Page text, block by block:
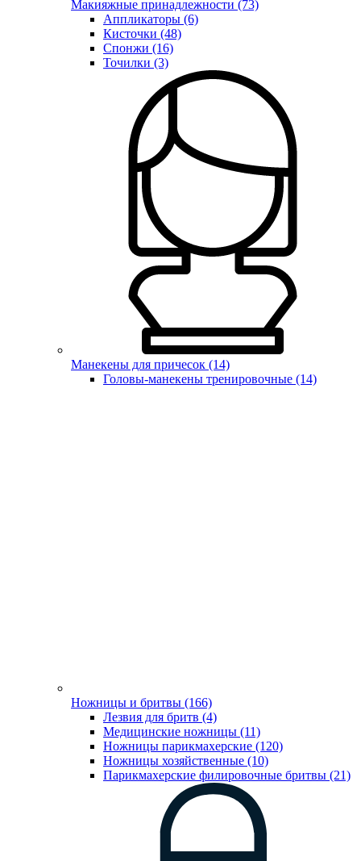
Макияжные принадлежности (73)
Аппликаторы (6)
Кисточки (48)
Спонжи (16)
Точилки (3)
Манекены для причесок (14)
Головы-манекены тренировочные (14)
Ножницы и бритвы (166)
Лезвия для бритв (4)
Медицинские ножницы (11)
Ножницы парикмахерские (120)
Ножницы хозяйственные (10)
Парикмахерские филировочные бритвы (21)